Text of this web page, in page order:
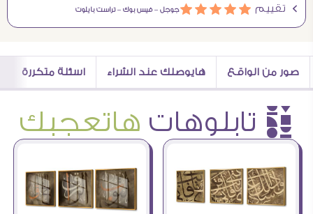
Ö تقييم áááááجوجل –فيس بوك –تراست بايلوت
صور من الواقع هايوصلك عند الشراء اسئلة متكررة
è تابلوهات هاتعجبك